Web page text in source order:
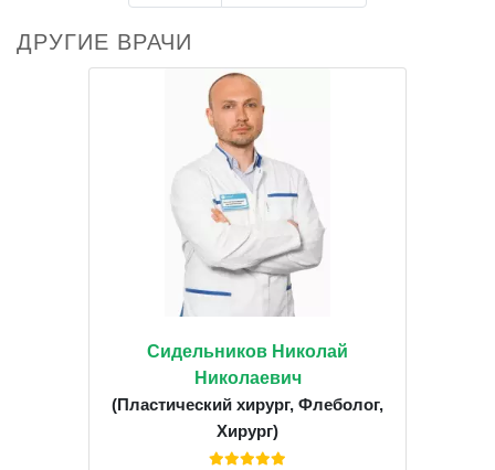
ДРУГИЕ ВРАЧИ
Сидельников Николай
Николаевич
(Пластический хирург, Флеболог,
Хирург)